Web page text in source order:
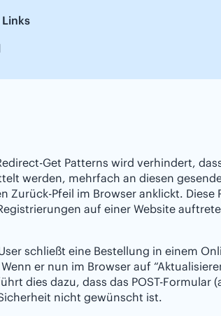
Get Patterns wird verhindert,
werden, mehrfach an diesen
Zurück-Pfeil im Browser anklickt.
auf einer Website
schließt eine Bestellung in einem
er nun im Browser auf
dies dazu, dass das POST-
nicht gewünscht ist.